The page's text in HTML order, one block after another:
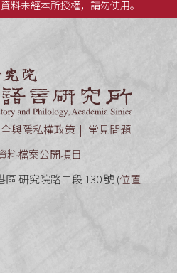
料未經本所授權，請勿使用。
與隱私權政策
常見問題
料檔案公開項目
研究院路二段 130 號 (位置